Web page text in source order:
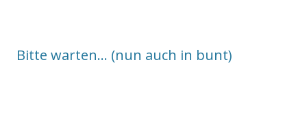
Bitte warten… (nun auch in bunt)